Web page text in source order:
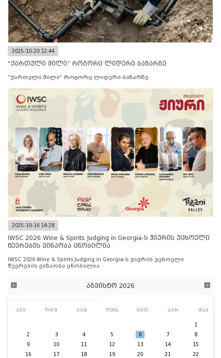
2025-10-20 12:44
“ქართული მილი” როგორც ლიდერი ბაზარზე
“ქართული მილი” როგორც ლიდერი ბაზარზე
2025-10-16 14:28
IWSC 2026 Wine & Spirits Judging in Georgia-ს ჟიურის უცხოელი
წევრების ვინაობა ცნობილია
IWSC 2026 Wine & Spirits Judging in Georgia-ს ჟიურის უცხოელი
წევრების ვინაობა ცნობილია
აგვისტო 2026
კვი ორშ სამ ოთხ ხუთ პარ შაბ
1
2
3 4 5 6 7
8
9
10 11 12 13 14
15
16
17 18 19 20 21
22